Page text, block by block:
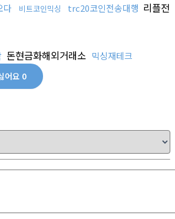
다 비트코인믹싱 trc20코인전송대행 리플전
돈현금화해외거래소 믹싱재테크
어요 0